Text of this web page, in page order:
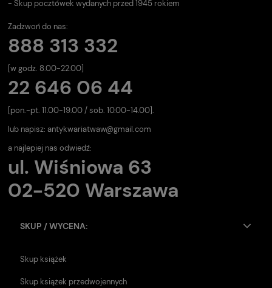
- Skup pocztówek wydanych przed 1945 rokiem
Zadzwoń do nas:
888 313 332
[w godz. 8.00-22.00]
22 646 06 44
[pon.-pt. 11.00-19.00 / sob. 10.00-14.00].
lub napisz: antykwariatwaw@gmail.com
a najlepiej nas odwiedź:
ul. Wiśniowa 63
02-520 Warszawa
SKUP / WYCENA:
Skup książek
Skup książek przedwojennych